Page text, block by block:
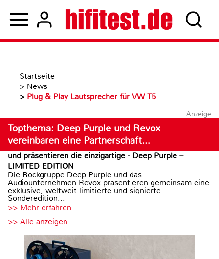
Startseite
> News
> Plug & Play Lautsprecher für VW T5
Anzeige
Topthema: Deep Purple und Revox
vereinbaren eine Partnerschaft…
und präsentieren die einzigartige - Deep Purple –
LIMITED EDITION
Die Rockgruppe Deep Purple und das
Audiounternehmen Revox präsentieren gemeinsam eine
exklusive, weltweit limitierte und signierte
Sonderedition...
>> Mehr erfahren
>> Alle anzeigen